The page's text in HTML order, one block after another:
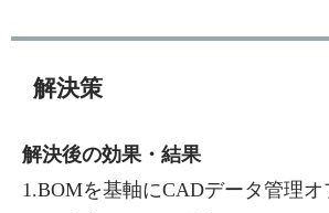
解決策
解決後の効果・結果
1.BOMを基軸にCADデータ管理オ